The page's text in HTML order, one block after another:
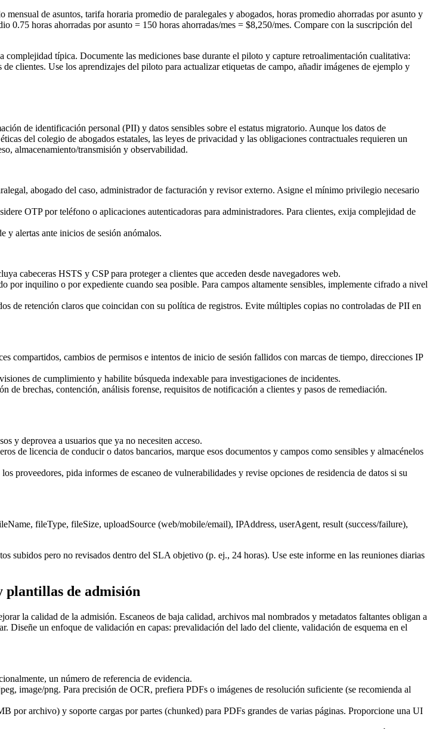
de asuntos, tarifa horaria promedio de paralegales y abogados, horas promedio ahorradas por asunto y
0.75 horas ahorradas por asunto = 150 horas ahorradas/mes = $8,250/mes. Compare con la suscripción del
típica. Documente las mediciones base durante el piloto y capture retroalimentación cualitativa:
clientes. Use los aprendizajes del piloto para actualizar etiquetas de campo, añadir imágenes de ejemplo y
de identificación personal (PII) y datos sensibles sobre el estatus migratorio. Aunque los datos de
del colegio de abogados estatales, las leyes de privacidad y las obligaciones contractuales requieren un
almacenamiento/transmisión y observabilidad.
abogado del caso, administrador de facturación y revisor externo. Asigne el mínimo privilegio necesario
OTP por teléfono o aplicaciones autenticadoras para administradores. Para clientes, exija complejidad de
y alertas ante inicios de sesión anómalos.
cabeceras HSTS y CSP para proteger a clientes que acceden desde navegadores web.
por inquilino o por expediente cuando sea posible. Para campos altamente sensibles, implemente cifrado a nivel
de retención claros que coincidan con su política de registros. Evite múltiples copias no controladas de PII en
compartidos, cambios de permisos e intentos de inicio de sesión fallidos con marcas de tiempo, direcciones IP
de cumplimiento y habilite búsqueda indexable para investigaciones de incidentes.
de brechas, contención, análisis forense, requisitos de notificación a clientes y pasos de remediación.
y deprovea a usuarios que ya no necesiten acceso.
de licencia de conducir o datos bancarios, marque esos documentos y campos como sensibles y almacénelos
proveedores, pida informes de escaneo de vulnerabilidades y revise opciones de residencia de datos si su
fileType, fileSize, uploadSource (web/mobile/email), IPAddress, userAgent, result (success/failure),
subidos pero no revisados dentro del SLA objetivo (p. ej., 24 horas). Use este informe en las reuniones diarias
plantillas de admisión
la calidad de la admisión. Escaneos de baja calidad, archivos mal nombrados y metadatos faltantes obligan a
Diseñe un enfoque de validación en capas: prevalidación del lado del cliente, validación de esquema en el
un número de referencia de evidencia.
image/png. Para precisión de OCR, prefiera PDFs o imágenes de resolución suficiente (se recomienda al
por archivo) y soporte cargas por partes (chunked) para PDFs grandes de varias páginas. Proporcione una UI